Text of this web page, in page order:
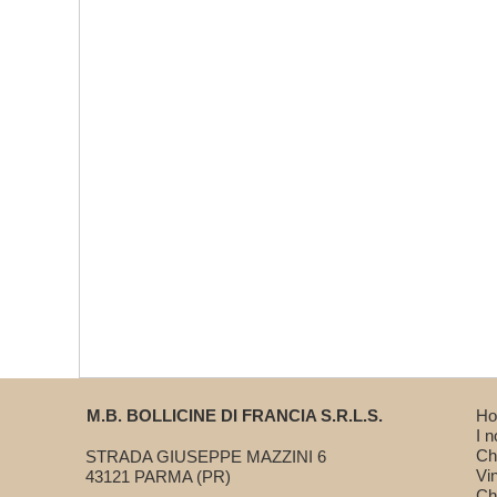
M.B. BOLLICINE DI FRANCIA S.R.L.S.
STRADA GIUSEPPE MAZZINI 6
43121 PARMA (PR)
I